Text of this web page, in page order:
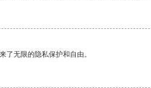
了无限的隐私保护和自由。